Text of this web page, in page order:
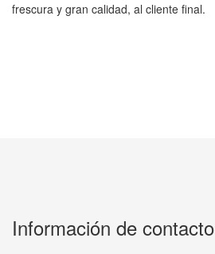
frescura y gran calidad, al cliente final.
Información de contacto